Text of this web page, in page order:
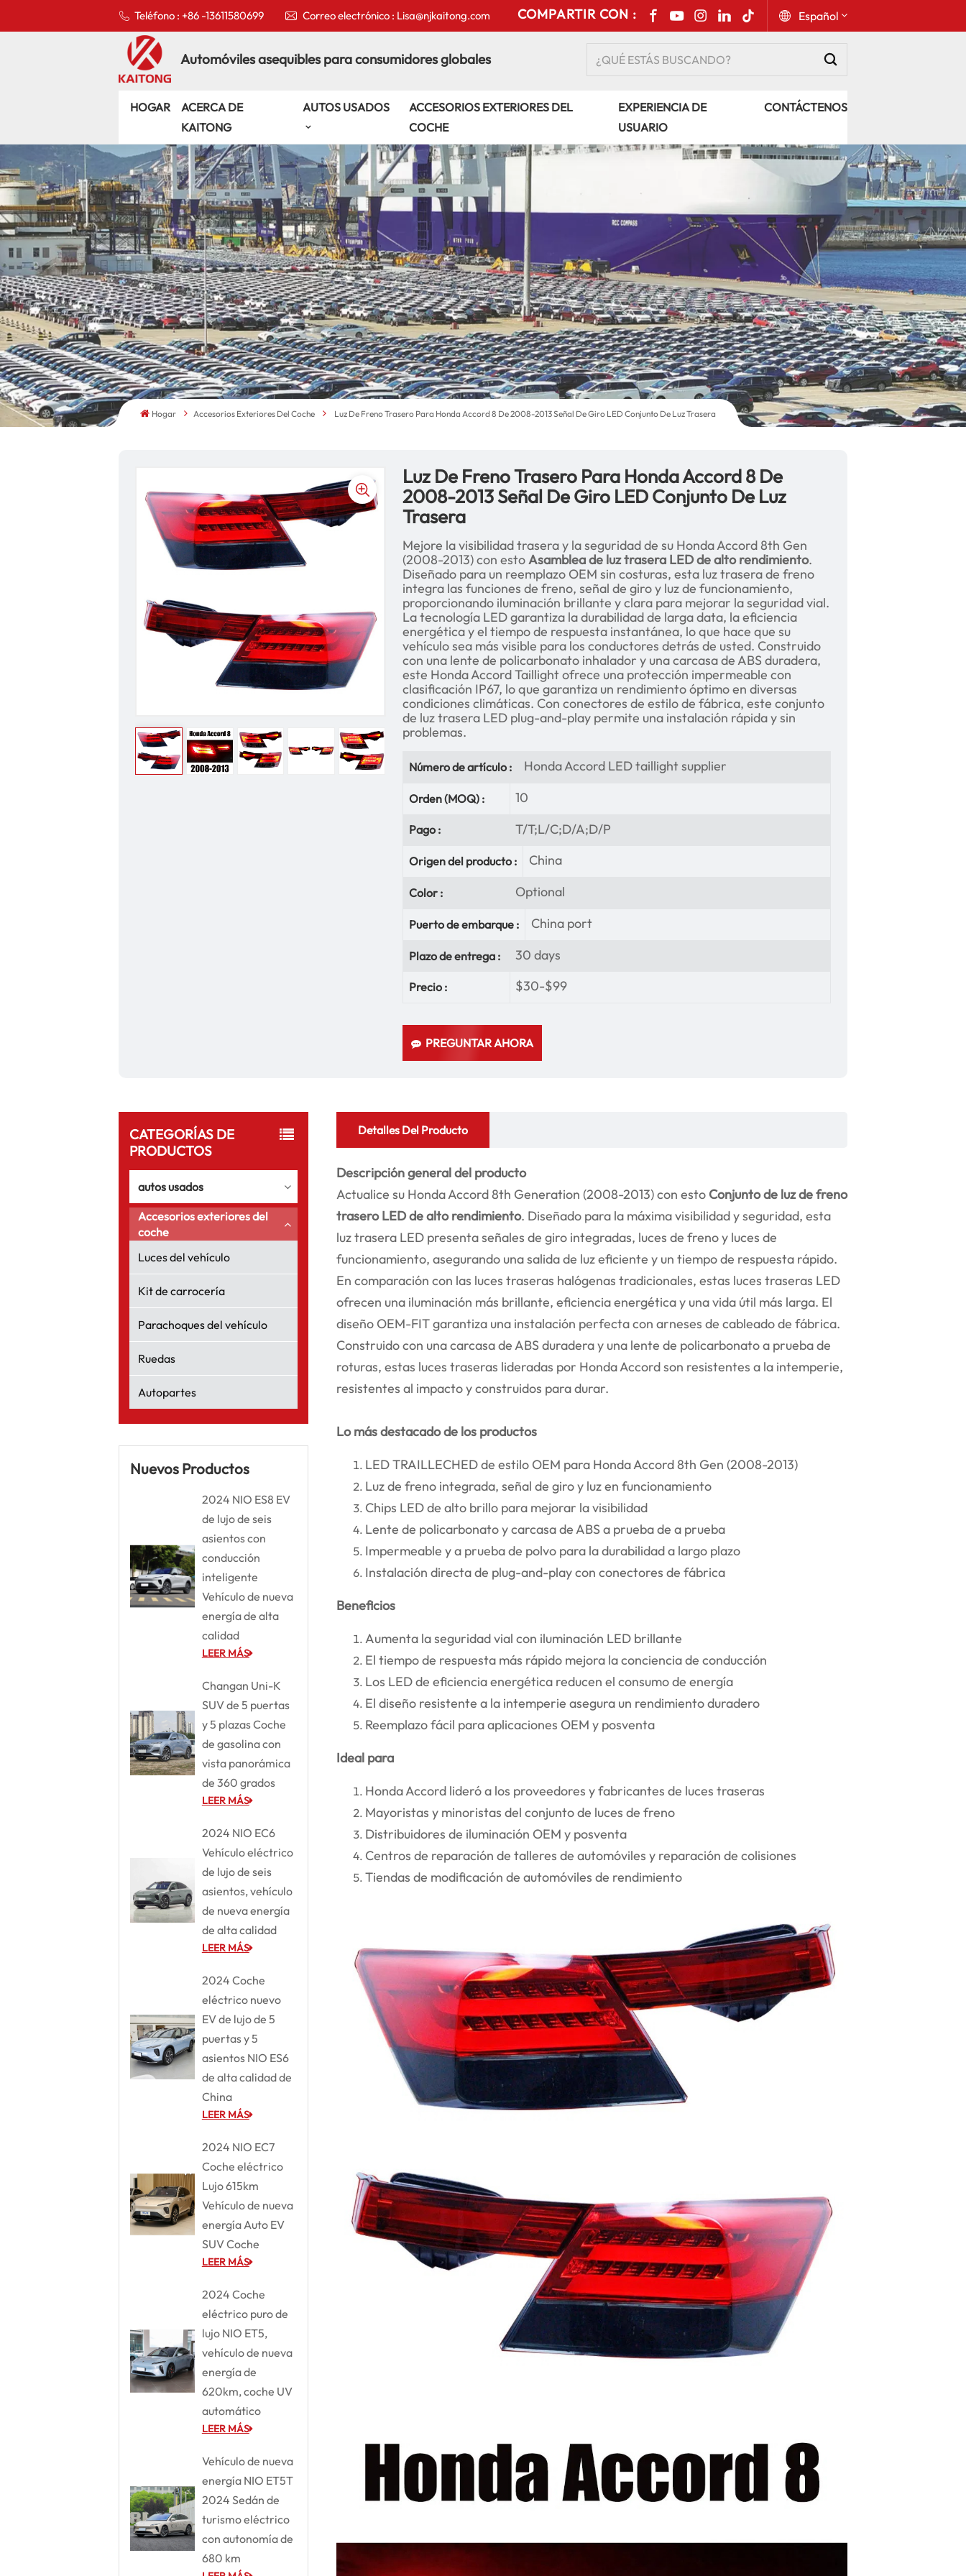
Teléfono : +86 -13611580699 Correo electrónico : Lisa@njkaitong.com COMPARTIR CON : Español
Русский
Español
Português
عربي
kiswahili
Automóviles asequibles para consumidores globales
HOGAR
ACERCA DE
KAITONG
AUTOS USADOS
ACCESORIOS EXTERIORES DEL
COCHE
EXPERIENCIA DE
USUARIO
CONTÁCTENOS
Hogar Accesorios Exteriores Del Coche Luz De Freno Trasero Para Honda Accord 8 De 2008-2013 Señal De Giro LED Conjunto De Luz Trasera
Luz De Freno Trasero Para Honda Accord 8 De
2008-2013 Señal De Giro LED Conjunto De Luz
Trasera
Mejore la visibilidad trasera y la seguridad de su Honda Accord 8th Gen
(2008-2013) con estoAsamblea de luz trasera LED de alto rendimiento.
Diseñado para un reemplazo OEM sin costuras, esta luz trasera de freno
integra las funciones de freno, señal de giro y luz de funcionamiento,
proporcionando iluminación brillante y clara para mejorar la seguridad vial.
La tecnología LED garantiza la durabilidad de larga data, la eficiencia
energética y el tiempo de respuesta instantánea, lo que hace que su
vehículo sea más visible para los conductores detrás de usted. Construido
con una lente de policarbonato inhalador y una carcasa de ABS duradera,
este Honda Accord Taillight ofrece una protección impermeable con
clasificación IP67, lo que garantiza un rendimiento óptimo en diversas
condiciones climáticas. Con conectores de estilo de fábrica, este conjunto
de luz trasera LED plug-and-play permite una instalación rápida y sin
problemas.
Número de artículo : Honda Accord LED taillight supplier
Orden (MOQ) : 10
Pago : T/T;L/C;D/A;D/P
Origen del producto : China
Color : Optional
Puerto de embarque : China port
Plazo de entrega : 30 days
Precio : $30-$99
PREGUNTAR AHORA
CATEGORÍAS DE
PRODUCTOS
autos usados
Accesorios exteriores del
coche
Luces del vehículo
Kit de carrocería
Parachoques del vehículo
Ruedas
Autopartes
Nuevos Productos
2024 NIO ES8 EV
de lujo de seis
asientos con
conducción
inteligente
Vehículo de nueva
energía de alta
calidad
LEER MÁS
Changan Uni-K
SUV de 5 puertas
y 5 plazas Coche
de gasolina con
vista panorámica
de 360 grados
LEER MÁS
2024 NIO EC6
Vehículo eléctrico
de lujo de seis
asientos, vehículo
de nueva energía
de alta calidad
LEER MÁS
2024 Coche
eléctrico nuevo
EV de lujo de 5
puertas y 5
asientos NIO ES6
de alta calidad de
China
LEER MÁS
2024 NIO EC7
Coche eléctrico
Lujo 615km
Vehículo de nueva
energía Auto EV
SUV Coche
LEER MÁS
2024 Coche
eléctrico puro de
lujo NIO ET5,
vehículo de nueva
energía de
620km, coche UV
automático
LEER MÁS
Vehículo de nueva
energía NIO ET5T
2024 Sedán de
turismo eléctrico
con autonomía de
680 km
Detalles Del Producto
Descripción general del producto
Actualice su Honda Accord 8th Generation (2008-2013) con esto Conjunto de luz de freno
trasero LED de alto rendimiento. Diseñado para la máxima visibilidad y seguridad, esta
luz trasera LED presenta señales de giro integradas, luces de freno y luces de
funcionamiento, asegurando una salida de luz eficiente y un tiempo de respuesta rápido.
En comparación con las luces traseras halógenas tradicionales, estas luces traseras LED
ofrecen una iluminación más brillante, eficiencia energética y una vida útil más larga. El
diseño OEM-FIT garantiza una instalación perfecta con arneses de cableado de fábrica.
Construido con una carcasa de ABS duradera y una lente de policarbonato a prueba de
roturas, estas luces traseras lideradas por Honda Accord son resistentes a la intemperie,
resistentes al impacto y construidos para durar.
Lo más destacado de los productos
LED TRAILLECHED de estilo OEM para Honda Accord 8th Gen (2008-2013)
Luz de freno integrada, señal de giro y luz en funcionamiento
Chips LED de alto brillo para mejorar la visibilidad
Lente de policarbonato y carcasa de ABS a prueba de a prueba
Impermeable y a prueba de polvo para la durabilidad a largo plazo
Instalación directa de plug-and-play con conectores de fábrica
Beneficios
Aumenta la seguridad vial con iluminación LED brillante
El tiempo de respuesta más rápido mejora la conciencia de conducción
Los LED de eficiencia energética reducen el consumo de energía
El diseño resistente a la intemperie asegura un rendimiento duradero
Reemplazo fácil para aplicaciones OEM y posventa
Ideal para
Honda Accord lideró a los proveedores y fabricantes de luces traseras
Mayoristas y minoristas del conjunto de luces de freno
Distribuidores de iluminación OEM y posventa
Centros de reparación de talleres de automóviles y reparación de colisiones
Tiendas de modificación de automóviles de rendimiento